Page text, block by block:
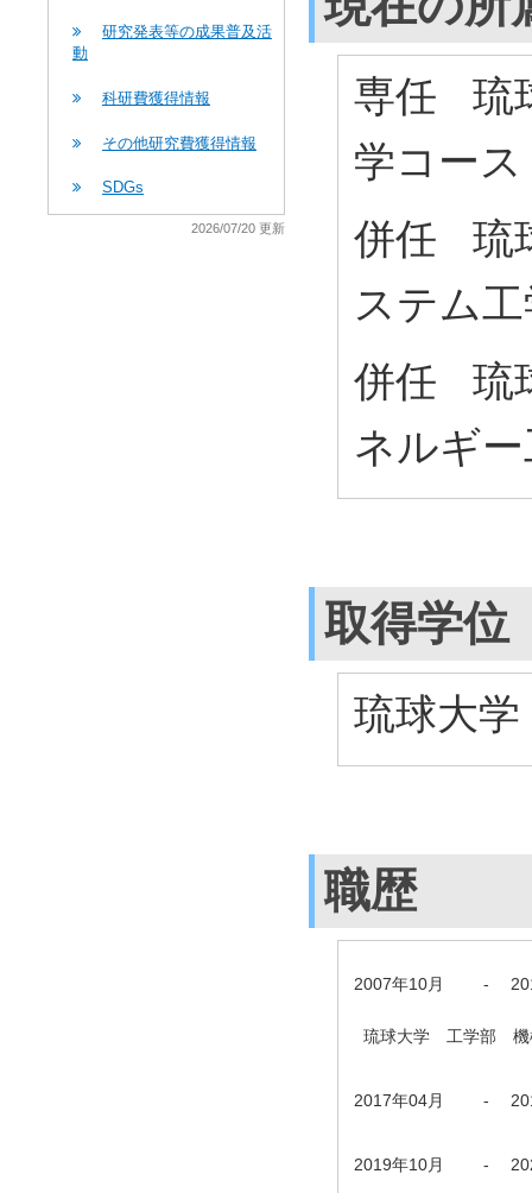
研究発表等の成果普及活
動
科研費獲得情報
その他研究費獲得情報
SDGs
2026/07/20 更新
専任 琉
学コー
併任 琉
ステム
併任 琉
ネルギ
取得学位
琉球大
職歴
2007年10月 -
琉球大学 工学部 機
2017年04月 -
2019年10月 -